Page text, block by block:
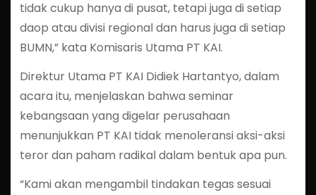
tidak cukup hanya di pusat, tetapi juga di setiap
daop atau divisi regional dan harus juga di setiap
BUMN,” kata Komisaris Utama PT KAI.
Direktur Utama PT KAI Didiek Hartantyo, dalam
acara itu, menjelaskan bahwa seminar
kebangsaan yang digelar perusahaan
menunjukkan PT KAI tidak menoleransi aksi-aksi
teror dan paham radikal dalam bentuk apa pun.
“Kami akan mengambil tindakan tegas sesuai